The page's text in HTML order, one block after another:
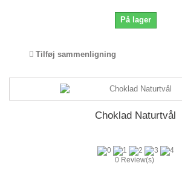
På lager
Tilføj sammenligning
Choklad Naturtvål
0 Review(s)